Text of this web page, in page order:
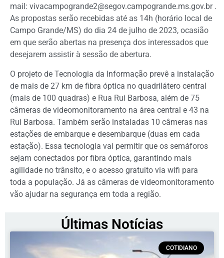
mail: vivacampogrande2@segov.campogrande.ms.gov.br.
As propostas serão recebidas até as 14h (horário local de
Campo Grande/MS) do dia 24 de julho de 2023, ocasião
em que serão abertas na presença dos interessados que
desejarem assistir à sessão de abertura.
O projeto de Tecnologia da Informação prevê a instalação
de mais de 27 km de fibra óptica no quadrilátero central
(mais de 100 quadras) e Rua Rui Barbosa, além de 75
câmeras de videomonitoramento na área central e 43 na
Rui Barbosa. Também serão instaladas 10 câmeras nas
estações de embarque e desembarque (duas em cada
estação). Essa tecnologia vai permitir que os semáforos
sejam conectados por fibra óptica, garantindo mais
agilidade no trânsito, e o acesso gratuito via wifi para
toda a população. Já as câmeras de videomonitoramento
vão ajudar na segurança em toda a região.
Últimas Notícias
COTIDIANO